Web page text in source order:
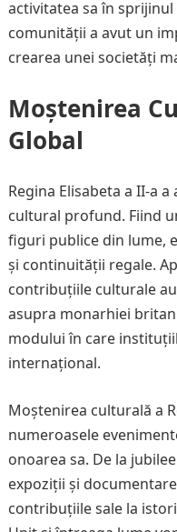
activitatea sa în
comunității a avut un
crearea unei societăți
Moștenirea
Global
Regina Elisabeta a II-a
cultural profund. Fiind
figuri publice din lume,
și continuității regale.
contribuțiile culturale
asupra monarhiei
modului în care
internațional.
Moștenirea culturală a
numeroasele
onoarea sa. De la
expoziții și
contribuțiile sale la